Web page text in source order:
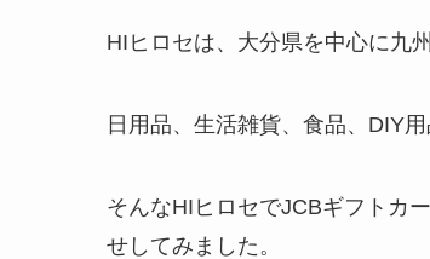
HIヒロセは、大分県を中心に九
日用品、生活雑貨、食品、DIY
そんなHIヒロセでJCBギフトカ
せしてみました。